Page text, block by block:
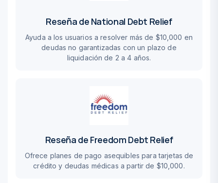
Reseña de National Debt Relief
Ayuda a los usuarios a resolver más de $10,000 en
deudas no garantizadas con un plazo de
liquidación de 2 a 4 años.
Reseña de Freedom Debt Relief
Ofrece planes de pago asequibles para tarjetas de
crédito y deudas médicas a partir de $10,000.